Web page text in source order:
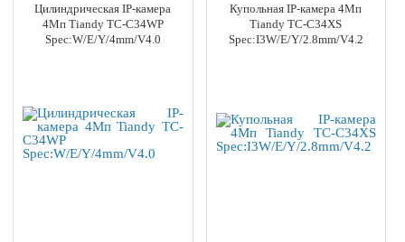
Цилиндрическая IP-камера
4Мп Tiandy TC-C34WP
Spec:W/E/Y/4mm/V4.0
Купольная IP-камера 4Мп
Tiandy TC-C34XS
Spec:I3W/E/Y/2.8mm/V4.2